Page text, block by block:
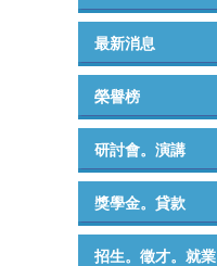
最新消息
榮譽榜
研討會。演講
獎學金。貸款
招生。徵才。就業